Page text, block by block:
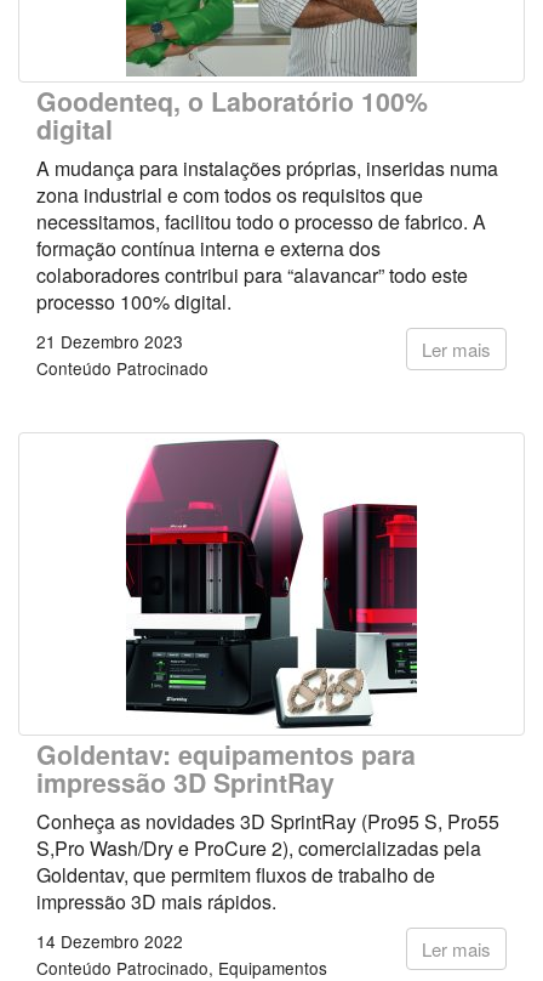
Goodenteq, o Laboratório 100%
digital
A mudança para instalações próprias, inseridas numa
zona industrial e com todos os requisitos que
necessitamos, facilitou todo o processo de fabrico. A
formação contínua interna e externa dos
colaboradores contribui para “alavancar” todo este
processo 100% digital.
Ler mais
21 Dezembro 2023
Conteúdo Patrocinado
Goldentav: equipamentos para
impressão 3D SprintRay
Conheça as novidades 3D SprintRay (Pro95 S, Pro55
S,Pro Wash/Dry e ProCure 2), comercializadas pela
Goldentav, que permitem fluxos de trabalho de
impressão 3D mais rápidos.
Ler mais
14 Dezembro 2022
Conteúdo Patrocinado Equipamentos